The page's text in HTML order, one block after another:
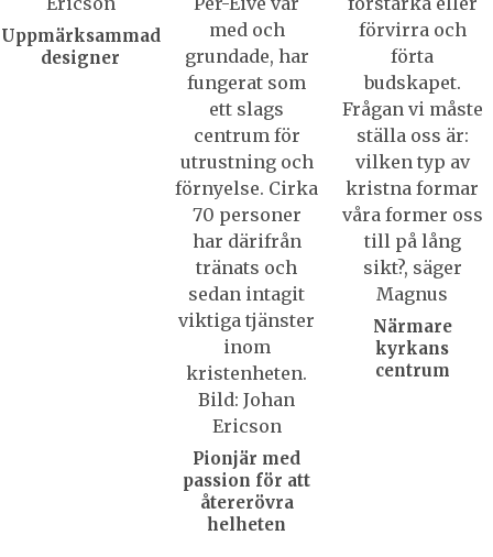
Uppmärksammad
designer
Pionjär med
passion för att
återerövra
helheten
Närmare
kyrkans
centrum